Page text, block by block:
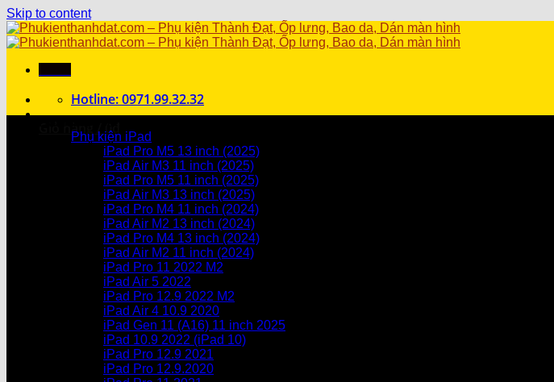
Skip to content
Hotline: 0971.99.32.32
Giỏ hàng / 0₫
Chưa có sản phẩm trong giỏ hàng.
Chưa có sản phẩm trong giỏ hàng.
Phụ kiện iPad
iPad Pro M5 13 inch (2025)
iPad Air M3 11 inch (2025)
iPad Pro M5 11 inch (2025)
iPad Air M3 13 inch (2025)
iPad Pro M4 11 inch (2024)
iPad Air M2 13 inch (2024)
iPad Pro M4 13 inch (2024)
iPad Air M2 11 inch (2024)
iPad Pro 11 2022 M2
iPad Air 5 2022
iPad Pro 12.9 2022 M2
iPad Air 4 10.9 2020
iPad Gen 11 (A16) 11 inch 2025
iPad 10.9 2022 (iPad 10)
iPad Pro 12.9 2021
iPad Pro 12.9.2020